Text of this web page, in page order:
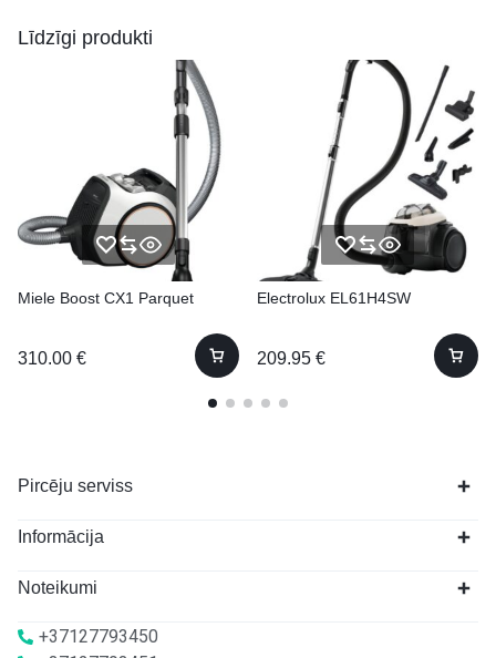
Līdzīgi produkti
Miele Boost CX1 Parquet
310.00 €
Electrolux EL61H4SW
209.95 €
Pircēju serviss
Informācija
Noteikumi
+37127793450